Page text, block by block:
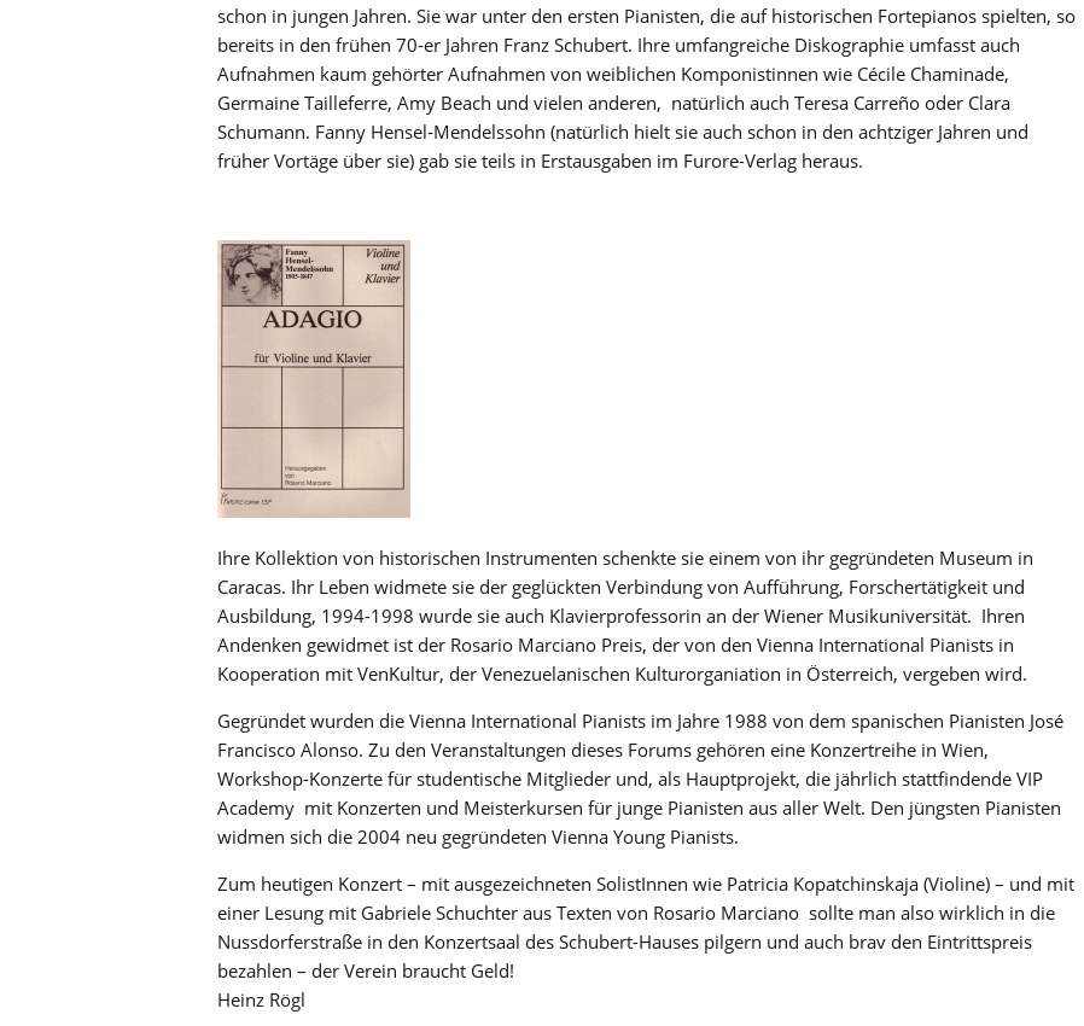
schon in jungen Jahren. Sie war unter den ersten Pianisten, die auf historischen Fortepianos spielten, so
bereits in den frühen 70-er Jahren Franz Schubert. Ihre umfangreiche Diskographie umfasst auch
Aufnahmen kaum gehörter Aufnahmen von weiblichen Komponistinnen wie Cécile Chaminade,
Germaine Tailleferre, Amy Beach und vielen anderen, natürlich auch Teresa Carreño oder Clara
Schumann. Fanny Hensel-Mendelssohn (natürlich hielt sie auch schon in den achtziger Jahren und
früher Vortäge über sie) gab sie teils in Erstausgaben im Furore-Verlag heraus.
Ihre Kollektion von historischen Instrumenten schenkte sie einem von ihr gegründeten Museum in
Caracas. Ihr Leben widmete sie der geglückten Verbindung von Aufführung, Forschertätigkeit und
Ausbildung, 1994-1998 wurde sie auch Klavierprofessorin an der Wiener Musikuniversität. Ihren
Andenken gewidmet ist der Rosario Marciano Preis, der von den Vienna International Pianists in
Kooperation mit VenKultur, der Venezuelanischen Kulturorganiation in Österreich, vergeben wird.
Gegründet wurden die Vienna International Pianists im Jahre 1988 von dem spanischen Pianisten José
Francisco Alonso. Zu den Veranstaltungen dieses Forums gehören eine Konzertreihe in Wien,
Workshop-Konzerte für studentische Mitglieder und, als Hauptprojekt, die jährlich stattfindende VIP
Academy mit Konzerten und Meisterkursen für junge Pianisten aus aller Welt. Den jüngsten Pianisten
widmen sich die 2004 neu gegründeten Vienna Young Pianists.
Zum heutigen Konzert – mit ausgezeichneten SolistInnen wie Patricia Kopatchinskaja (Violine) – und mit
einer Lesung mit Gabriele Schuchter aus Texten von Rosario Marciano sollte man also wirklich in die
Nussdorferstraße in den Konzertsaal des Schubert-Hauses pilgern und auch brav den Eintrittspreis
bezahlen – der Verein braucht Geld!
Heinz Rögl